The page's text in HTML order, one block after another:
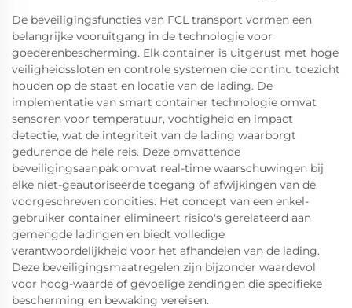
De beveiligingsfuncties van FCL transport vormen een
belangrijke vooruitgang in de technologie voor
goederenbescherming. Elk container is uitgerust met hoge
veiligheidssloten en controle systemen die continu toezicht
houden op de staat en locatie van de lading. De
implementatie van smart container technologie omvat
sensoren voor temperatuur, vochtigheid en impact
detectie, wat de integriteit van de lading waarborgt
gedurende de hele reis. Deze omvattende
beveiligingsaanpak omvat real-time waarschuwingen bij
elke niet-geautoriseerde toegang of afwijkingen van de
voorgeschreven condities. Het concept van een enkel-
gebruiker container elimineert risico's gerelateerd aan
gemengde ladingen en biedt volledige
verantwoordelijkheid voor het afhandelen van de lading.
Deze beveiligingsmaatregelen zijn bijzonder waardevol
voor hoog-waarde of gevoelige zendingen die specifieke
bescherming en bewaking vereisen.